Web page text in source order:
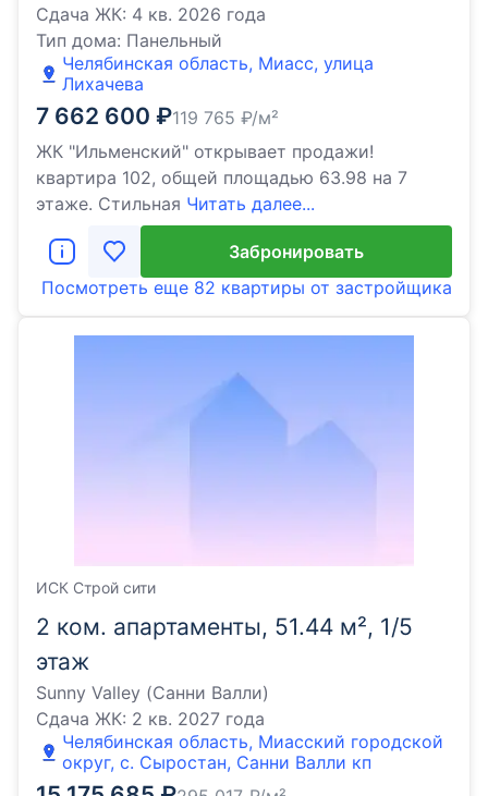
Сдача ЖК: 4 кв. 2026 года
Тип дома: Панельный
Челябинская область, Миасс, улица
Лихачева
7 662 600 ₽119 765 ₽/м²
ЖК "Ильменский" открывает продажи!
квартира 102, общей площадью 63.98 на 7
этаже. Стильная Читать далее...
Забронировать
Посмотреть еще 82 квартиры от застройщика
2 ком. апартаменты, 51.44 м², 1/5
этаж
Sunny Valley (Санни Валли)
Сдача ЖК: 2 кв. 2027 года
Челябинская область, Миасский городской
округ, с. Сыростан, Санни Валли кп
ИСК Строй сити